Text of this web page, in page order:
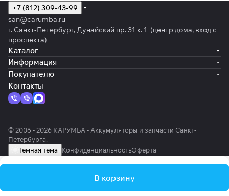
В корзину
+7 (812) 309-43-99
san@carumba.ru
г. Санкт-Петербург, Дунайский пр. 31 к. 1 (центр дома, вход с
проспекта)
Каталог
Информация
Покупателю
Контакты
© 2006 - 2026 КАРУМБА - Аккумуляторы и запчасти Санкт-
Петербурга.
Темная тема
КонфиденциальностьОферта